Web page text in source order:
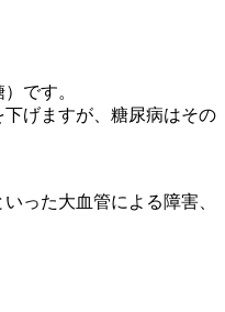
です。
げますが、糖尿病はその
った大血管による障害、